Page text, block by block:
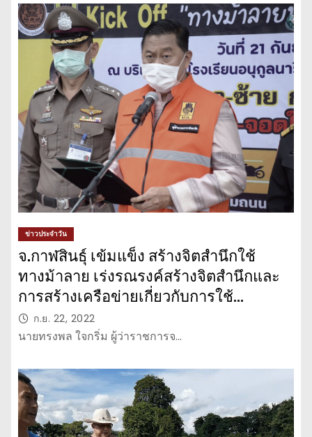
ข่าวประจำวัน
จ.กาฬสินธุ์ เข้มแข็ง สร้างจิตสำนึกใช้
ทางม้าลาย เร่งรณรงค์สร้างจิตสำนึกและ
การสร้างเครือข่ายเกี่ยวกับการใช้
ทางม้าลาย
ก.ย. 22, 2022
นายทรงพล ใจกริ่ม ผู้ว่าราชการจ…